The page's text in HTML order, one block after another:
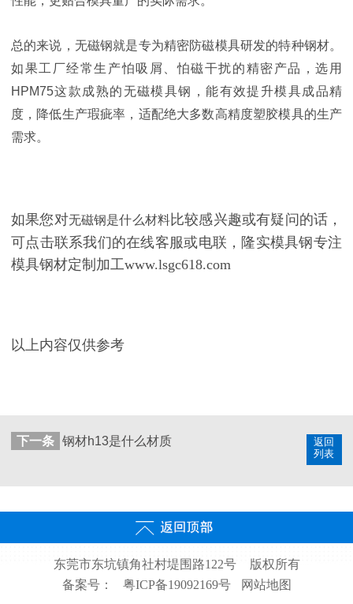
总的来说，无磁钢就是专为精密防磁模具研发的特种钢材。
如果工厂经常生产怕吸屑、怕磁干扰的精密产品，选用
HPM75这款成熟的无磁模具钢，能有效提升模具成品精
度，降低生产瑕疵率，适配绝大多数高精度塑胶模具的生产
需求。
如果您对无磁钢是什么材料比较感兴趣或有疑问的话，
可点击联系我们的在线客服或电联，隆实模具钢专注
模具钢材定制加工www.lsgc618.com
以上内容仅供参考
返回
列表
下一条 钢材h13是什么材质
东莞市东坑镇角社村堤围路122号
版权所有
备案号：
粤ICP备19092169号 网站地图